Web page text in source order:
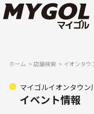
ホーム 店舗検索 イオンタウ
マイゴルイオンタウン
イベント情報